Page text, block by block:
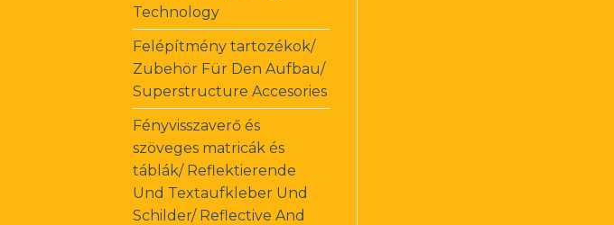
Technology
Felépítmény tartozékok/
Zubehör Für Den Aufbau/
Superstructure Accesories
Fényvisszaverő és
szöveges matricák és
táblák/ Reflektierende
Und Textaufkleber Und
Schilder/ Reflective And